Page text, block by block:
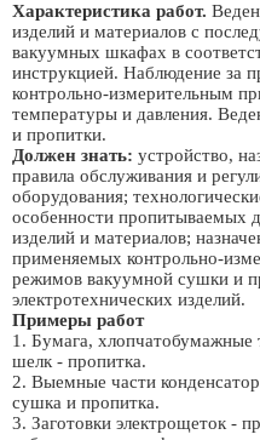
Характеристика работ.
изделий и материалов с
вакуумных шкафах в
инструкцией. Наблюдение за
контрольно-измерительным
температуры и давления.
и пропитки.
Должен знать: устройство,
правила обслуживания и
оборудования;
особенности пропитываемых
изделий и материалов;
применяемых контрольно-
режимов вакуумной сушки и
электротехнических изделий.
Примеры работ
1. Бумага, хлопчатобумажные
шелк - пропитка.
2. Выемные части
сушка и пропитка.
3. Заготовки электрощеток -